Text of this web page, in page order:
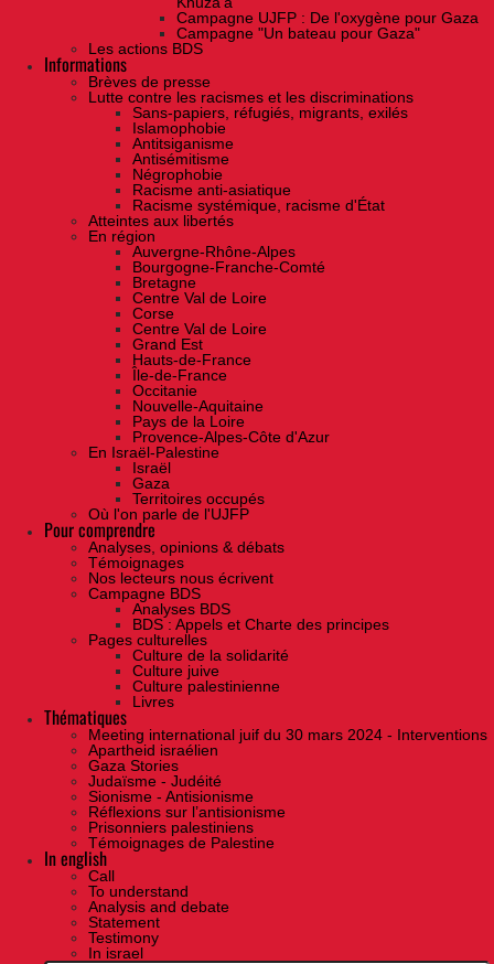
Campagne UJFP : De l'oxygène pour Gaza
Campagne "Un bateau pour Gaza"
Les actions BDS
Informations
Brèves de presse
Lutte contre les racismes et les discriminations
Sans-papiers, réfugiés, migrants, exilés
Islamophobie
Antitsiganisme
Antisémitisme
Négrophobie
Racisme anti-asiatique
Racisme systémique, racisme d'État
Atteintes aux libertés
En région
Auvergne-Rhône-Alpes
Bourgogne-Franche-Comté
Bretagne
Centre Val de Loire
Corse
Centre Val de Loire
Grand Est
Hauts-de-France
Île-de-France
Occitanie
Nouvelle-Aquitaine
Pays de la Loire
Provence-Alpes-Côte d'Azur
En Israël-Palestine
Israël
Gaza
Territoires occupés
Où l'on parle de l'UJFP
Pour comprendre
Analyses, opinions & débats
Témoignages
Nos lecteurs nous écrivent
Campagne BDS
Analyses BDS
BDS : Appels et Charte des principes
Pages culturelles
Culture de la solidarité
Culture juive
Culture palestinienne
Livres
Thématiques
Meeting international juif du 30 mars 2024 - Interventions
Apartheid israélien
Gaza Stories
Judaïsme - Judéité
Sionisme - Antisionisme
Réflexions sur l’antisionisme
Prisonniers palestiniens
Témoignages de Palestine
In english
Call
To understand
Analysis and debate
Statement
Testimony
In israel